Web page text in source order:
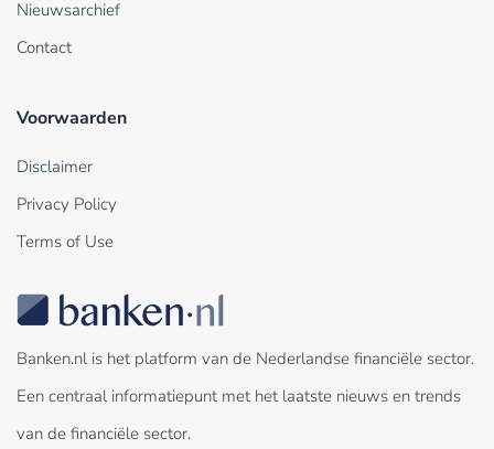
Nieuwsarchief
Contact
Voorwaarden
Disclaimer
Privacy Policy
Terms of Use
Banken.nl is het platform van de Nederlandse financiële sector.
Een centraal informatiepunt met het laatste nieuws en trends
van de financiële sector.